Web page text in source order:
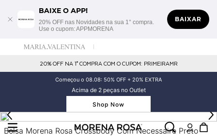
BAIXE O APP!
20% OFF nas Novidades na sua 1° compra.
Use o cupom: APPMORENA
BAIXAR
20% OFF NA 1° COMPRA COM O CUPOM: PRIMEIRAMR
Começou o 08.08: 50% OFF + 20% EXTRA
Acima de 2 peças no Outlet
Shop Now
Bolsa Morena Rosa Crossbody Com Necessaire Preto